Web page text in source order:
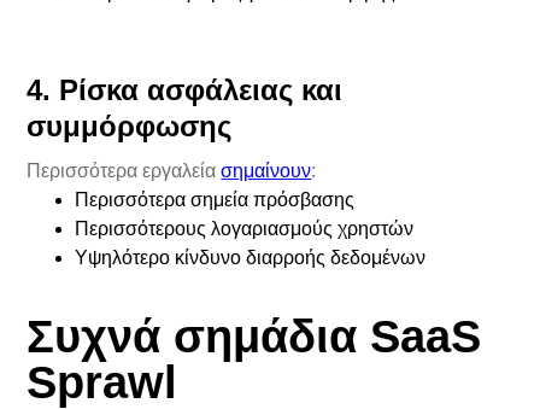
4. Ρίσκα ασφάλειας και
συμμόρφωσης
Περισσότερα εργαλείασημαίνουν:
Περισσότερα σημεία πρόσβασης
Περισσότερους λογαριασμούς χρηστών
Υψηλότερο κίνδυνο διαρροής δεδομένων
Συχνά σημάδια SaaS
Sprawl